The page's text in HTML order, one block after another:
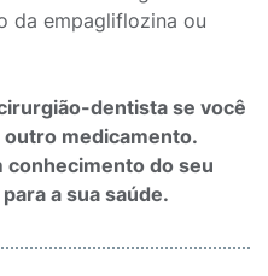
da empagliflozina ou
dentista se você
medicamento.
conhecimento do seu
a sua saúde.